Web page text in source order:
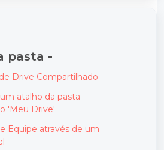
pasta -
Drive Compartilhado
atalho da pasta
'Meu Drive'
Equipe através de um